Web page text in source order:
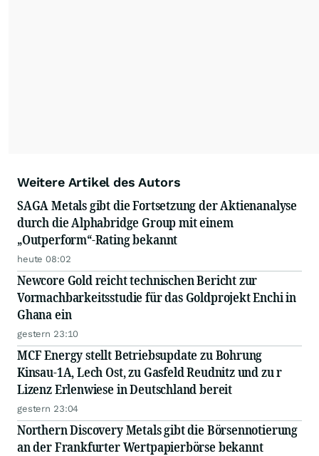
Weitere Artikel des Autors
SAGA Metals gibt die Fortsetzung der Aktienanalyse
durch die Alphabridge Group mit einem
„Outperform“-Rating bekannt
heute 08:02
Newcore Gold reicht technischen Bericht zur
Vormachbarkeitsstudie für das Goldprojekt Enchi in
Ghana ein
gestern 23:10
MCF Energy stellt Betriebsupdate zu Bohrung
Kinsau-1A, Lech Ost, zu Gasfeld Reudnitz und zu r
Lizenz Erlenwiese in Deutschland bereit
gestern 23:04
Northern Discovery Metals gibt die Börsennotierung
an der Frankfurter Wertpapierbörse bekannt